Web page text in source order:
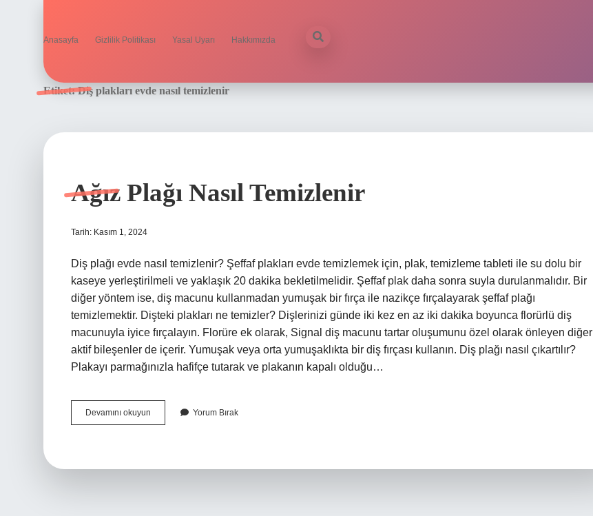
Anasayfa Gizlilik Politikası Yasal Uyarı Hakkımızda
Etiket:Diş plakları evde nasıl temizlenir
Ağız Plağı Nasıl Temizlenir
Tarih: Kasım 1, 2024
Diş plağı evde nasıl temizlenir? Şeffaf plakları evde temizlemek için, plak, temizleme tableti ile su dolu bir
kaseye yerleştirilmeli ve yaklaşık 20 dakika bekletilmelidir. Şeffaf plak daha sonra suyla durulanmalıdır. Bir
diğer yöntem ise, diş macunu kullanmadan yumuşak bir fırça ile nazikçe fırçalayarak şeffaf plağı
temizlemektir. Dişteki plakları ne temizler? Dişlerinizi günde iki kez en az iki dakika boyunca florürlü diş
macunuyla iyice fırçalayın. Florüre ek olarak, Signal diş macunu tartar oluşumunu özel olarak önleyen diğer
aktif bileşenler de içerir. Yumuşak veya orta yumuşaklıkta bir diş fırçası kullanın. Diş plağı nasıl çıkartılır?
Plakayı parmağınızla hafifçe tutarak ve plakanın kapalı olduğu…
Devamını okuyun
Plağı
Yorum Bırak